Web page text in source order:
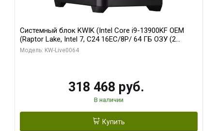
Системный блок KWIK (Intel Core i9-13900KF OEM
(Raptor Lake, Intel 7, C24 16EC/8P/ 64 ГБ ОЗУ (2
модуля)/ ASUS RTX5080 PROART OC 16GB GDDR7
Модель: KW-Live0064
318 468 руб.
В наличии
Купить